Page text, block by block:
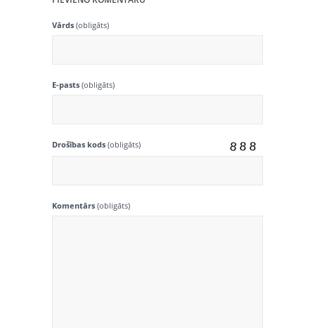
Vārds (obligāts)
E-pasts (obligāts)
Drošības kods (obligāts)
Komentārs (obligāts)